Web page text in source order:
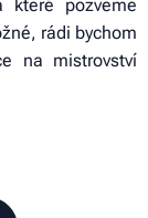
které pozveme
rádi bychom
na mistrovství